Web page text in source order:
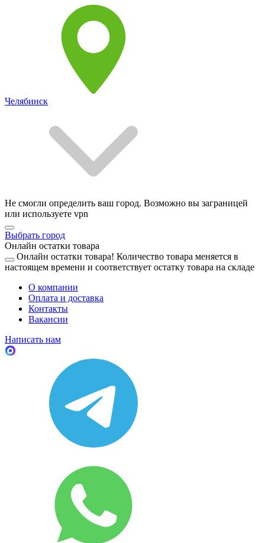
Челябинск
Не смогли определить ваш город. Возможно вы заграницей
или используете vpn
Выбрать город
Онлайн остатки товара
Онлайн остатки товара! Количество товара меняется в
настоящем времени и соответствует остатку товара на складе
О компании
Оплата и доставка
Контакты
Вакансии
Написать нам